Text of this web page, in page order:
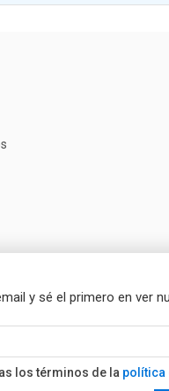
y sé el primero en ver
los términos de la política